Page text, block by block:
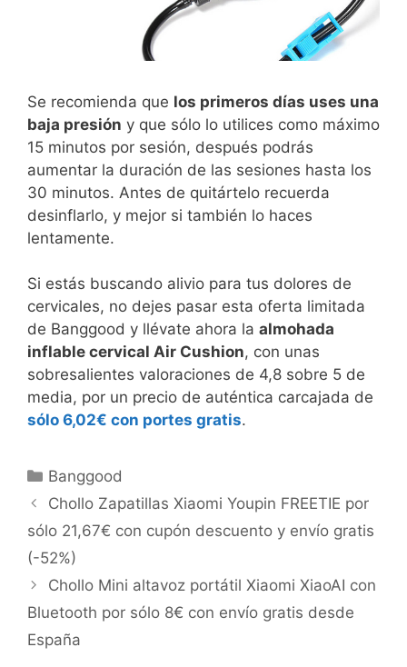
Se recomienda que los primeros días uses una
baja presión y que sólo lo utilices como máximo
15 minutos por sesión, después podrás
aumentar la duración de las sesiones hasta los
30 minutos. Antes de quitártelo recuerda
desinflarlo, y mejor si también lo haces
lentamente.
Si estás buscando alivio para tus dolores de
cervicales, no dejes pasar esta oferta limitada
de Banggood y llévate ahora la almohada
inflable cervical Air Cushion, con unas
sobresalientes valoraciones de 4,8 sobre 5 de
media, por un precio de auténtica carcajada de
sólo 6,02€ con portes gratis.
Categorías
Banggood
Chollo Zapatillas Xiaomi Youpin FREETIE por
sólo 21,67€ con cupón descuento y envío gratis
(-52%)
Chollo Mini altavoz portátil Xiaomi XiaoAI con
Bluetooth por sólo 8€ con envío gratis desde
España